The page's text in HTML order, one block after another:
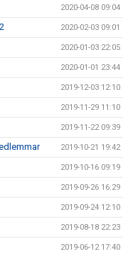
2020-04-08 09:04
2020-02-03 09:01
2020-01-03 22:05
2020-01-01 23:44
2019-12-03 12:10
2019-11-29 11:10
2019-11-22 09:39
2019-10-21 19:42
2019-10-16 09:19
2019-09-26 16:29
2019-09-24 12:10
2019-08-18 22:23
2019-06-12 17:40